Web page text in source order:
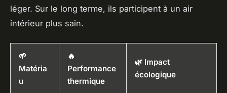
léger. Sur le long terme, ils participent à un air
intérieur plus sain.
🌱
Matéria
u
🔥
Performance
thermique
🌿 Impact
écologique